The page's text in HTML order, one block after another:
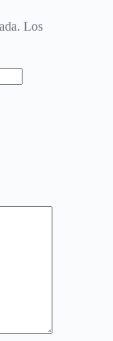
Los